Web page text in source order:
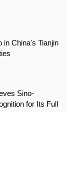
in China's Tianjin
Sino-
for Its Full